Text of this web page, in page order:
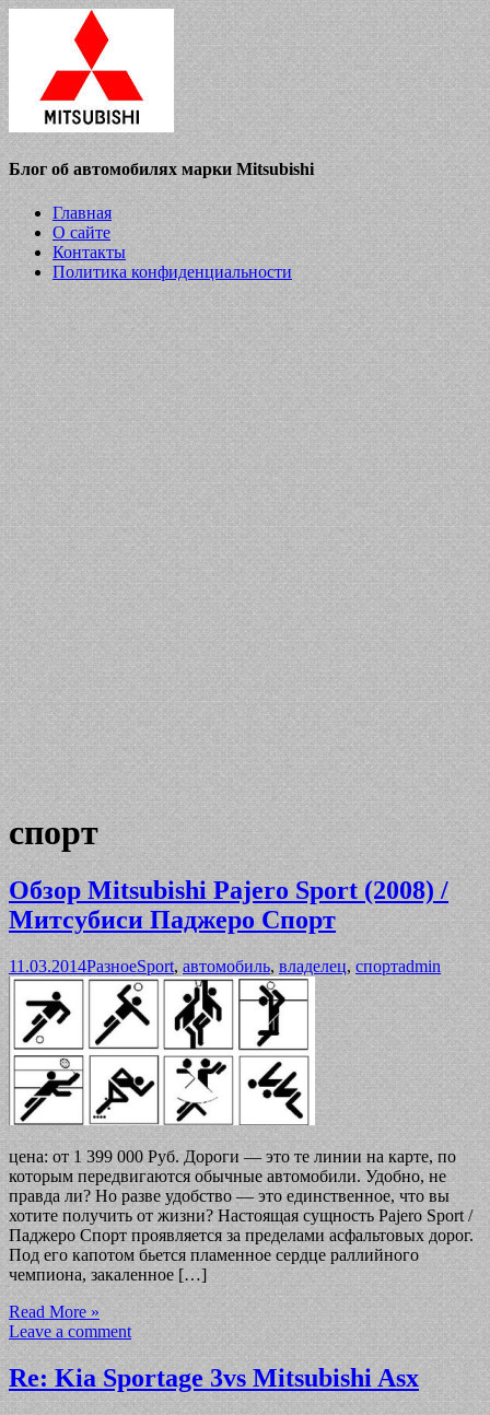
Блог об автомобилях марки Mitsubishi
Главная
О сайте
Контакты
Политика конфиденциальности
спорт
Обзор Mitsubishi Pajero Sport (2008) /
Митсубиси Паджеро Спорт
11.03.2014РазноеSport, автомобиль,владелец,спортadmin
цена: от 1 399 000 Руб. Дороги — это те линии на карте, по
которым передвигаются обычные автомобили. Удобно, не
правда ли? Но разве удобство — это единственное, что вы
хотите получить от жизни? Настоящая сущность Pajero Sport /
Паджеро Спорт проявляется за пределами асфальтовых дорог.
Под его капотом бьется пламенное сердце раллийного
чемпиона, закаленное […]
Read More »
Leave a comment
Re: Kia Sportage 3vs Mitsubishi Asx